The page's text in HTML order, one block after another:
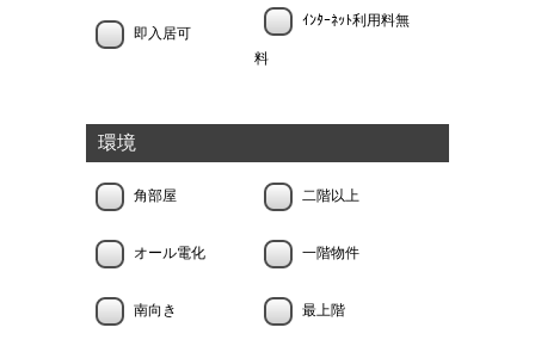
即入居可
ｲﾝﾀｰﾈｯﾄ利用料無
料
環境
角部屋 二階以上
オール電化 一階物件
南向き 最上階